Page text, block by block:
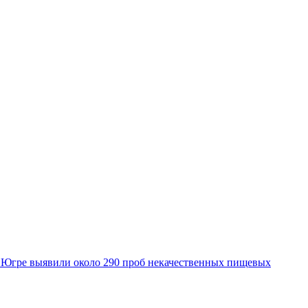
выявили около 290 проб некачественных пищевых